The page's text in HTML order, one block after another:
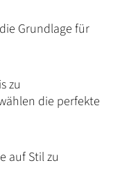
Grundlage für
zu
die perfekte
auf Stil zu